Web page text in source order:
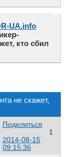
UA.info
кто сбил
не скажет,
Поделиться
1
2014-08-15
09:15:36